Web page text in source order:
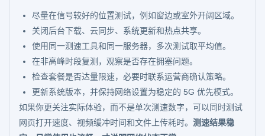
尽量在信号较好的位置测试，例如窗边或室外开阔区域。
关闭后台下载、云同步、系统更新和热点共享。
使用同一测速工具和同一服务器，多次测试取平均值。
在非高峰时段复测，观察是否存在拥塞问题。
检查套餐是否达量限速，必要时联系运营商确认策略。
更新系统版本，并保持网络设置为稳定的 5G 优先模式。
如果你更关注实际体验，而不是单次测速数字，可以同时测试
网页打开速度、视频缓冲时间和文件上传耗时。 测速结果稳